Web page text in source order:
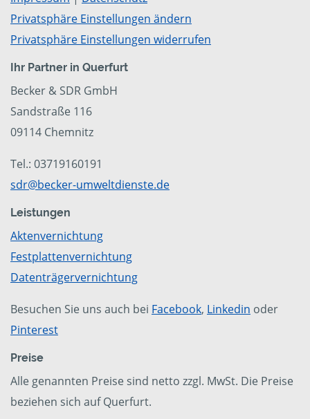
Privatsphäre Einstellungen ändern
Privatsphäre Einstellungen widerrufen
Ihr Partner in Querfurt
Becker & SDR GmbH
Sandstraße 116
09114 Chemnitz
Tel.: 03719160191
sdr@becker-umweltdienste.de
Leistungen
Aktenvernichtung
Festplattenvernichtung
Datenträgervernichtung
Besuchen Sie uns auch bei Facebook, Linkedin oder
Pinterest
Preise
Alle genannten Preise sind netto zzgl. MwSt. Die Preise
beziehen sich auf Querfurt.